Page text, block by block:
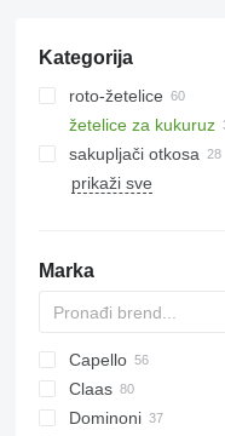
Kategorija
roto-žetelice
žetelice za kukuruz
sakupljači otkosa
prikaži sve
Marka
Capello
Diamant
QUASAR
1083
2188
Claas
Conspeed
Dominoni